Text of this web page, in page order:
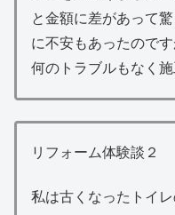
と金額に差があって
に不安もあったので
何のトラブルもなく
リフォーム体験談２
私は古くなったトイ